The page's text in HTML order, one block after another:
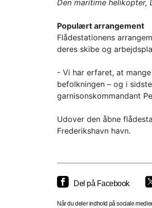
Den maritime
Populært arrangement
Flådestationens
deres skibe og
- Vi har erfaret, at
befolkningen – og i
garnisonskommandant
Udover den åbne
Frederikshavn havn.
Del på Facebook
Når du deler indhold på sociale